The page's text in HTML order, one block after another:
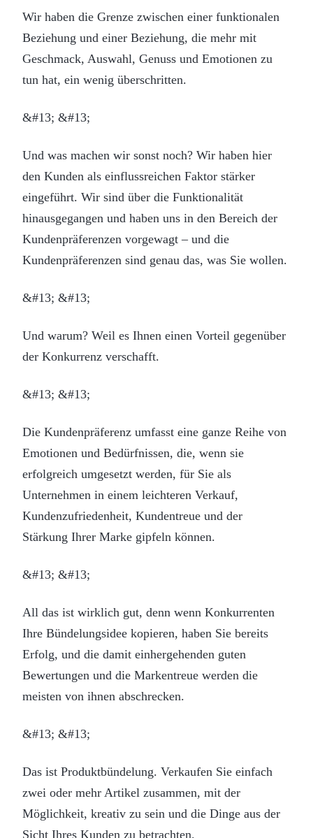
Wir haben die Grenze zwischen einer funktionalen
Beziehung und einer Beziehung, die mehr mit
Geschmack, Auswahl, Genuss und Emotionen zu
tun hat, ein wenig überschritten.
&#13; &#13;
Und was machen wir sonst noch? Wir haben hier
den Kunden als einflussreichen Faktor stärker
eingeführt. Wir sind über die Funktionalität
hinausgegangen und haben uns in den Bereich der
Kundenpräferenzen vorgewagt – und die
Kundenpräferenzen sind genau das, was Sie wollen.
&#13; &#13;
Und warum? Weil es Ihnen einen Vorteil gegenüber
der Konkurrenz verschafft.
&#13; &#13;
Die Kundenpräferenz umfasst eine ganze Reihe von
Emotionen und Bedürfnissen, die, wenn sie
erfolgreich umgesetzt werden, für Sie als
Unternehmen in einem leichteren Verkauf,
Kundenzufriedenheit, Kundentreue und der
Stärkung Ihrer Marke gipfeln können.
&#13; &#13;
All das ist wirklich gut, denn wenn Konkurrenten
Ihre Bündelungsidee kopieren, haben Sie bereits
Erfolg, und die damit einhergehenden guten
Bewertungen und die Markentreue werden die
meisten von ihnen abschrecken.
&#13; &#13;
Das ist Produktbündelung. Verkaufen Sie einfach
zwei oder mehr Artikel zusammen, mit der
Möglichkeit, kreativ zu sein und die Dinge aus der
Sicht Ihres Kunden zu betrachten.